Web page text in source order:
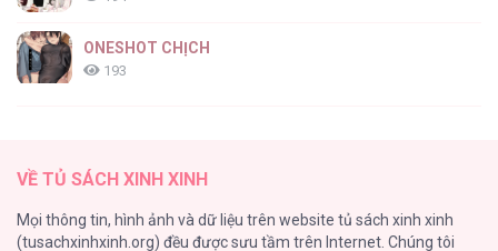
ONESHOT CHỊCH
193
184
VỀ TỦ SÁCH XINH XINH
Mọi thông tin, hình ảnh và dữ liệu trên website tủ sách xinh xinh
(tusachxinhxinh.org) đều được sưu tầm trên Internet. Chúng tôi